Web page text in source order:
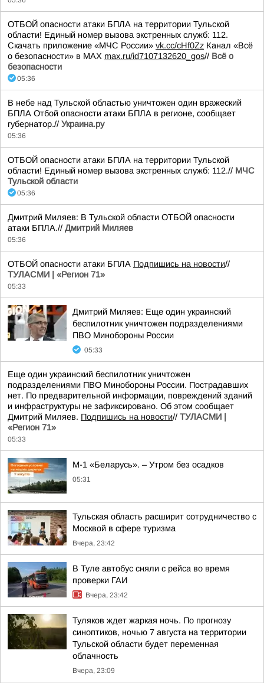
ОТБОЙ опасности атаки БПЛА на территории Тульской
области! Единый номер вызова экстренных служб: 112.
Скачать приложение «МЧС России» vk.cc/cHf0Zz Канал «Всё
о безопасности» в МАХ max.ru/id7107132620_gos// Всё о
безопасности
05:36
В небе над Тульской областью уничтожен один вражеский
БПЛА Отбой опасности атаки БПЛА в регионе, сообщает
губернатор.// Украина.ру
05:36
ОТБОЙ опасности атаки БПЛА на территории Тульской
области! Единый номер вызова экстренных служб: 112.// МЧС
Тульской области
05:36
Дмитрий Миляев: В Тульской области ОТБОЙ опасности
атаки БПЛА.// Дмитрий Миляев
05:36
ОТБОЙ опасности атаки БПЛА Подпишись на новости//
ТУЛАСМИ | «Регион 71»
05:33
Дмитрий Миляев: Еще один украинский
беспилотник уничтожен подразделениями
ПВО Минобороны России
05:33
Еще один украинский беспилотник уничтожен
подразделениями ПВО Минобороны России. Пострадавших
нет. По предварительной информации, повреждений зданий
и инфраструктуры не зафиксировано. Об этом сообщает
Дмитрий Миляев. Подпишись на новости// ТУЛАСМИ |
«Регион 71»
05:33
М-1 «Беларусь». – Утром без осадков
05:31
Тульская область расширит сотрудничество с
Москвой в сфере туризма
Вчера, 23:42
В Туле автобус сняли с рейса во время
проверки ГАИ
Вчера, 23:42
Туляков ждет жаркая ночь. По прогнозу
синоптиков, ночью 7 августа на территории
Тульской области будет переменная
облачность
Вчера, 23:09